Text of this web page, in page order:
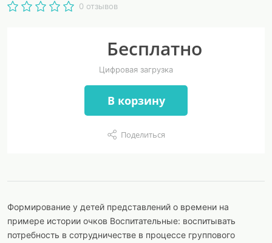
0 отзывов
Бесплатно
Цифровая загрузка
В корзину
Поделиться
Формирование у детей представлений о времени на
примере истории очков Воспитательные: воспитывать
потребность в сотрудничестве в процессе группового